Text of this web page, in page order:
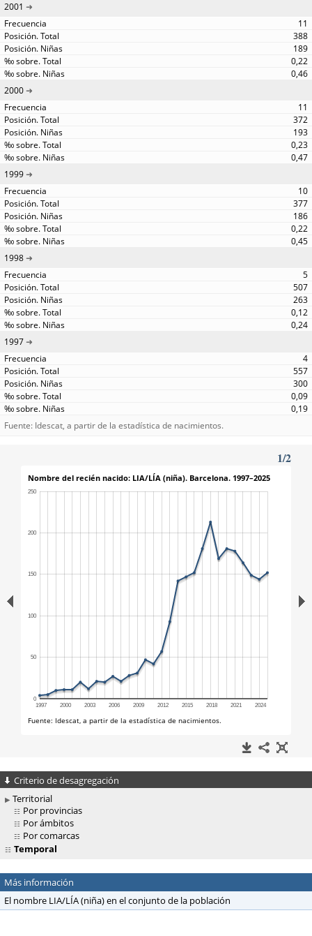
2001
11
388
189
0,22
0,46
2000
11
372
193
0,23
0,47
1999
10
377
186
0,22
0,45
1998
5
507
263
0,12
0,24
1997
4
557
300
0,09
0,19
Fuente: Idescat, a partir de la estadística de nacimientos.
Criterio de desagregación
Territorial
Por provincias
Por ámbitos
Por comarcas
Temporal
Más información
El nombre LIA/LÍA (niña) en el conjunto de la población